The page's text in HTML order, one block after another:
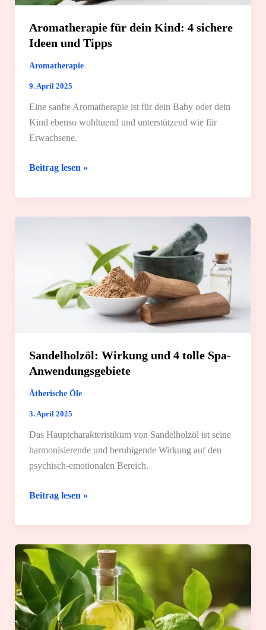
Aromatherapie für dein Kind: 4 sichere
Ideen und Tipps
Aromatherapie
9. April 2025
Eine sanfte Aromatherapie ist für dein Baby oder dein
Kind ebenso wohltuend und unterstützend wie für
Erwachsene.
Aromatherapie
dein
Tipps
Beitrag lesen »
Sandelholzöl: Wirkung und 4 tolle Spa-
Anwendungsgebiete
Ätherische Öle
3. April 2025
Das Hauptcharakteristikum von Sandelholzöl ist seine
harmonisierende und beruhigende Wirkung auf den
psychisch-emotionalen Bereich.
Sandelholzöl:
und
tolle
Spa-
Anwendungsgebiete
Beitrag lesen »